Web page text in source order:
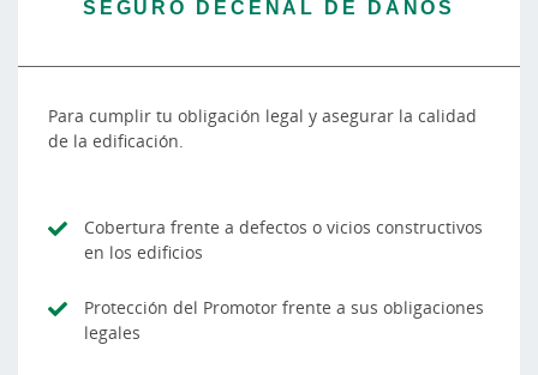
SEGURO DECENAL DE DAÑOS
Para cumplir tu obligación legal y asegurar la calidad
de la edificación.
Cobertura frente a defectos o vicios constructivos
en los edificios
Protección del Promotor frente a sus obligaciones
legales